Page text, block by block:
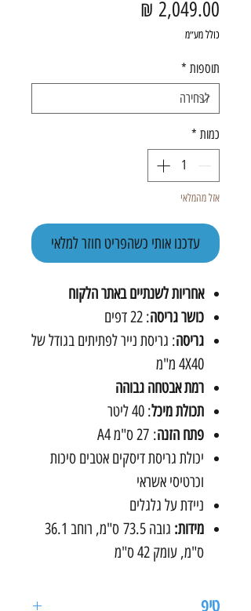
כולל מע״מ
תוספות *
כמות *
אזל מהמלאי
עדכנו אותי כשהפריט חוזר למלאי
אחריות לשנתיים באתר הלקוח
כושר גריסה: 22 דפים
גריסה: גריסת נייר לפתיתים בגודל של
4X40 מ"מ
רמת אבטחה גבוהה
תכולת מיכל: 40 ליטר
פתח הזנה: 27 ס"מ A4
יכולת גריסת דיסקים אטבים סיכות
וכרטיסי אשראי
ניידת על גלגלים
מידות:
גובה 73.5 ס"מ, רוחב 36.1
ס"מ, עומק 42 ס"מ
טיפ